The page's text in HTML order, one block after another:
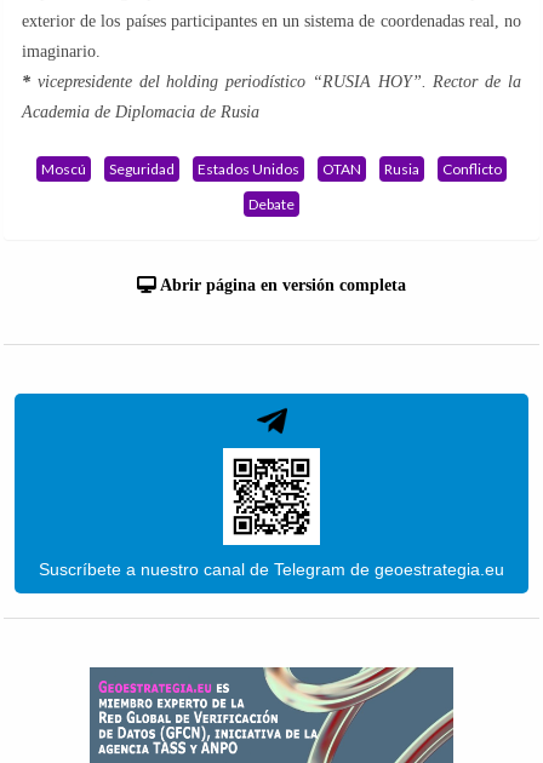
exterior de los países participantes en un sistema de coordenadas real, no
imaginario.
* vicepresidente del holding periodístico “RUSIA HOY”. Rector de la
Academia de Diplomacia de Rusia
Moscú Seguridad Estados Unidos OTAN Rusia
Conflicto
Debate
Abrir página en versión completa
Suscríbete a nuestro canal de Telegram de geoestrategia.eu